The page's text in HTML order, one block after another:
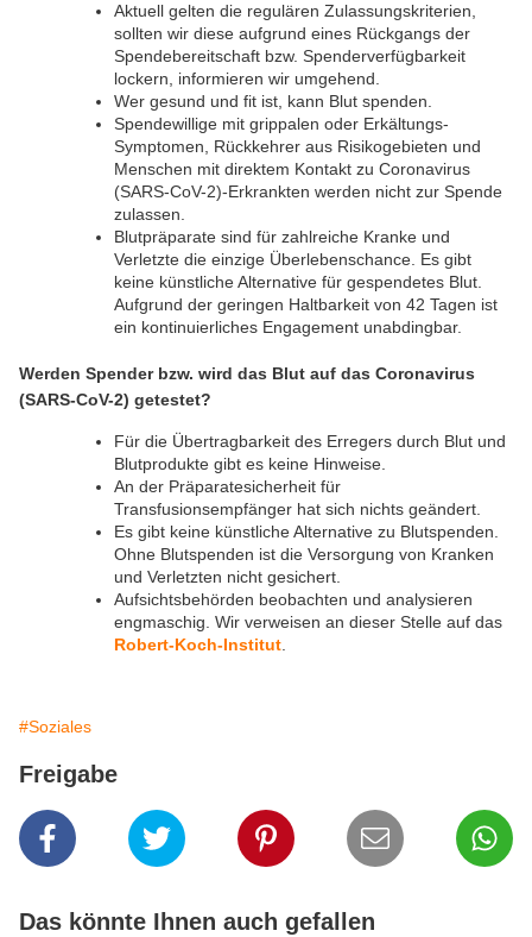
Aktuell gelten die regulären Zulassungskriterien,
sollten wir diese aufgrund eines Rückgangs der
Spendebereitschaft bzw. Spenderverfügbarkeit
lockern, informieren wir umgehend.
Wer gesund und fit ist, kann Blut spenden.
Spendewillige mit grippalen oder Erkältungs-
Symptomen, Rückkehrer aus Risikogebieten und
Menschen mit direktem Kontakt zu Coronavirus
(SARS-CoV-2)-Erkrankten werden nicht zur Spende
zulassen.
Blutpräparate sind für zahlreiche Kranke und
Verletzte die einzige Überlebenschance. Es gibt
keine künstliche Alternative für gespendetes Blut.
Aufgrund der geringen Haltbarkeit von 42 Tagen ist
ein kontinuierliches Engagement unabdingbar.
Werden Spender bzw. wird das Blut auf das Coronavirus
(SARS-CoV-2) getestet?
Für die Übertragbarkeit des Erregers durch Blut und
Blutprodukte gibt es keine Hinweise.
An der Präparatesicherheit für
Transfusionsempfänger hat sich nichts geändert.
Es gibt keine künstliche Alternative zu Blutspenden.
Ohne Blutspenden ist die Versorgung von Kranken
und Verletzten nicht gesichert.
Aufsichtsbehörden beobachten und analysieren
engmaschig. Wir verweisen an dieser Stelle auf das
Robert-Koch-Institut
#Soziales
Freigabe
Das könnte Ihnen auch gefallen